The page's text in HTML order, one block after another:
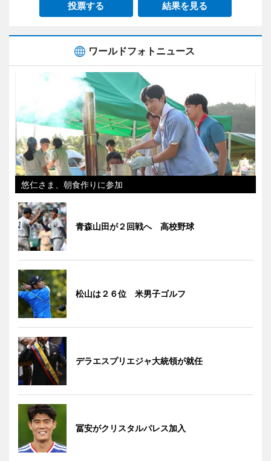
投票する 結果を見る
ワールドフォトニュース
悠仁さま、朝食作りに参加
青森山田が２回戦へ 高校野球
松山は２６位 米男子ゴルフ
デラエスプリエジャ大統領が就任
冨安がクリスタルパレス加入